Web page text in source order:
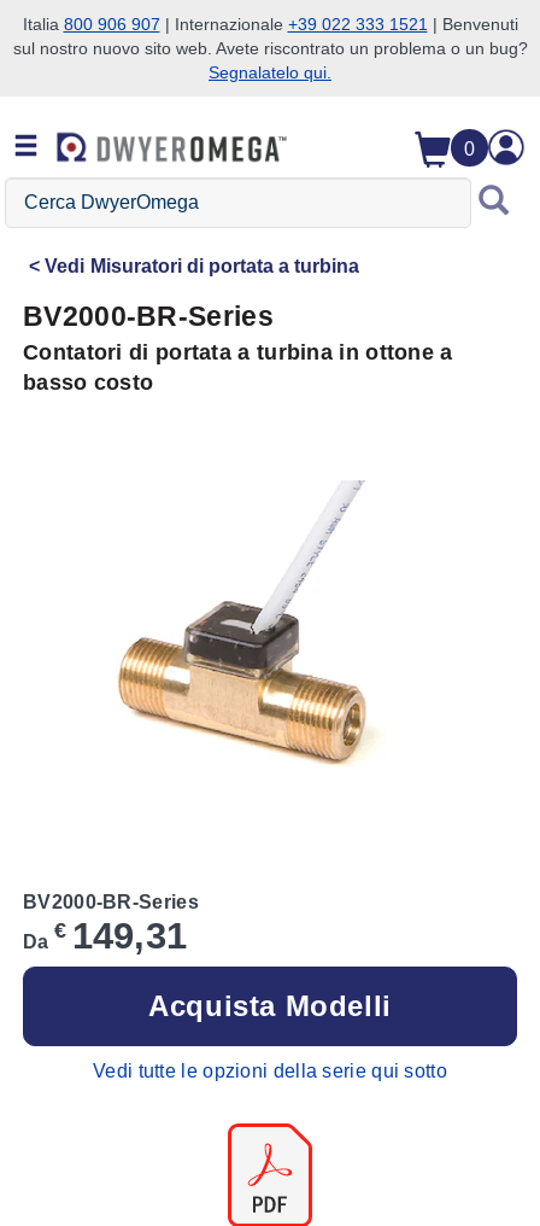
Salta alla ricerca
Salta al contenuto principale
Salta alla navigazione
Italia 800 906 907 | Internazionale +39 022 333 1521 | Benvenuti
sul nostro nuovo sito web. Avete riscontrato un problema o un bug?
Segnalatelo qui.
0
Cerca
DwyerOmega
Vedi Misuratori di portata a turbina
BV2000-BR-Series
Contatori di portata a turbina in ottone a
basso costo
BV2000-BR-Series
Da € 149,31
Acquista Modelli
Vedi tutte le opzioni della serie qui sotto